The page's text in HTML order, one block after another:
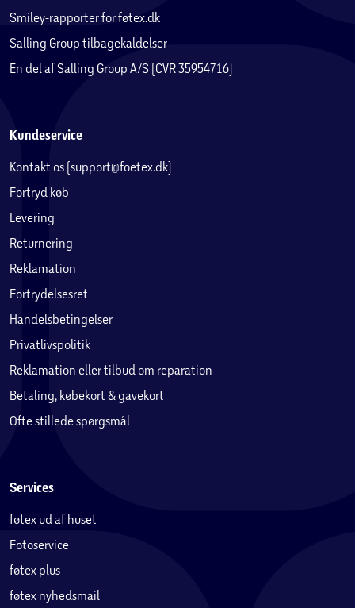
Smiley-rapporter for føtex.dk
Salling Group tilbagekaldelser
En del af Salling Group A/S (CVR 35954716)
Kundeservice
Kontakt os (support@foetex.dk)
Fortryd køb
Levering
Returnering
Reklamation
Fortrydelsesret
Handelsbetingelser
Privatlivspolitik
Reklamation eller tilbud om reparation
Betaling, købekort & gavekort
Ofte stillede spørgsmål
Services
føtex ud af huset
Fotoservice
føtex plus
føtex nyhedsmail